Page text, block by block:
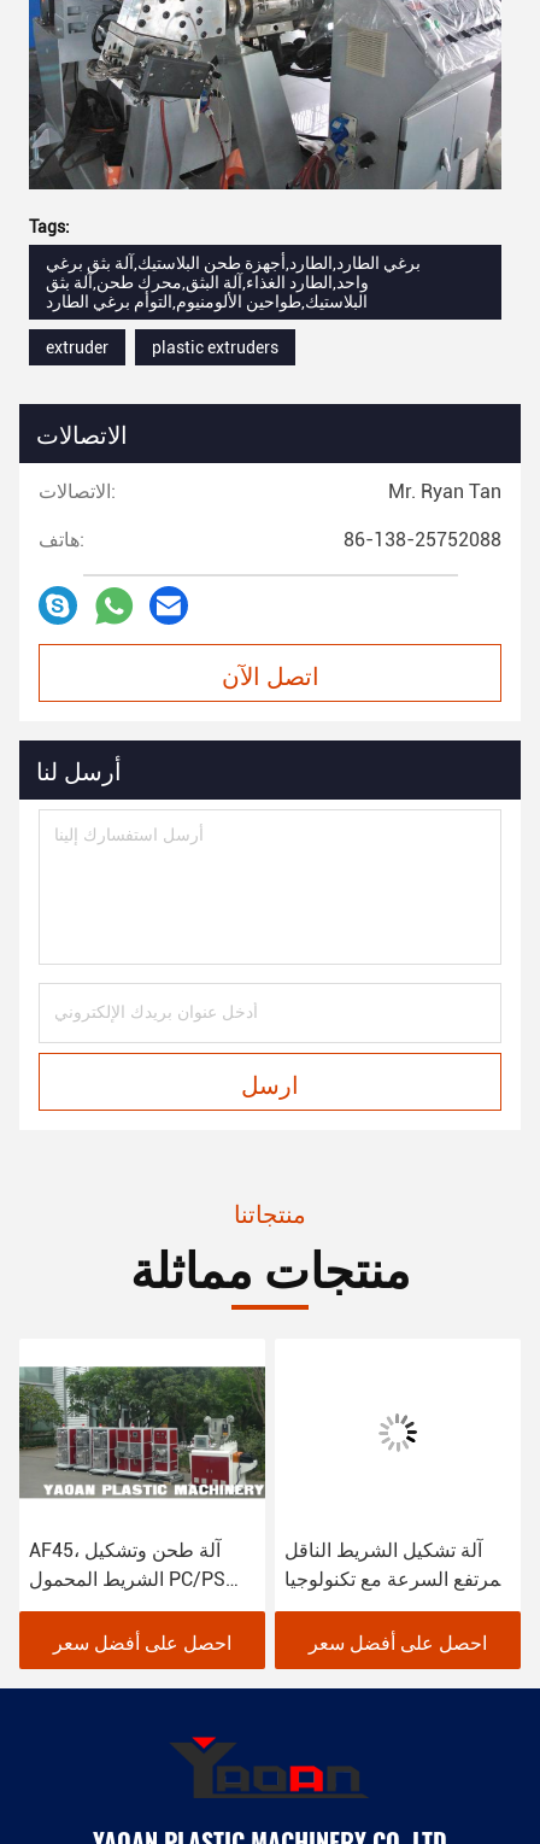
Tags:
برغي الطارد,الطارد,أجهزة طحن البلاستيك,آلة بثق برغي
واحد,الطارد الغذاء,آلة البثق,محرك طحن,آلة بثق
البلاستيك,طواحين الألومنيوم,التوأم برغي الطارد
extruder plastic extruders
الاتصالات
الاتصالات: Mr. Ryan Tan
هاتف: 86-138-25752088
اتصل الآن
أرسل لنا
ارسل
منتجاتنا
منتجات مماثلة
AF45، آلة طحن وتشكيل
الشريط المحمول PC/PS
عالية السرعة
احصل على أفضل سعر
آلة تشكيل الشريط الناقل
المرتفع السرعة مع تكنولوجيا
المعالجة المتقدمة
احصل على أفضل سعر